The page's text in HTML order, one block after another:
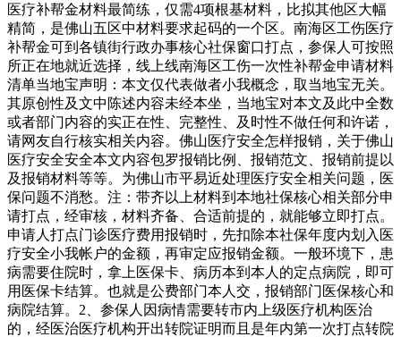
医疗补帮金材料最简练，仅需4项根基材料，比拟其他区大幅
精简，是佛山五区中材料要求起码的一个区。南海区工伤医疗
补帮金可到各镇街行政办事核心社保窗口打点，参保人可按照
所正在地就近选择，线上线南海区工伤一次性补帮金申请材料
清单当地宝声明：本文仅代表做者小我概念，取当地宝无关。
其原创性及文中陈述内容未经本坐，当地宝对本文及此中全数
或者部门内容的实正在性、完整性、及时性不做任何和许诺，
请网友自行核实相关内容。佛山医疗安全怎样报销，关于佛山
医疗安全安全本文内容包罗报销比例、报销范文、报销前提以
及报销材料等等。为佛山市平易近处理医疗安全相关问题，医
保问题不消愁。注：带齐以上材料到本地社保核心相关部分申
请打点，经审核，材料齐备、合适前提的，就能够立即打点。
申请人打点门诊医疗费用报销时，先扣除本社保年度内划入医
疗安全小我帐户的金额，再审定应报销金额。一般环境下，患
病需要住院时，拿上医保卡、病历本到本人的定点病院，即可
用医保卡结算。也就是公费部门本人交，报销部门医保核心和
病院结算。2、参保人因病情需要转市内上级医疗机构医治
的，经医治医疗机构开出转院证明而且是年内第一次打点转院